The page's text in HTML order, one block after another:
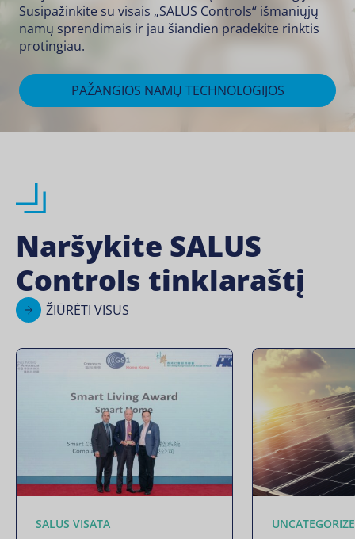
Susipažinkite su visais „SALUS Controls“ išmaniųjų
namų sprendimais ir jau šiandien pradėkite rinktis
protingiau.
PAŽANGIOS NAMŲ TECHNOLOGIJOS
Naršykite SALUS
Controls tinklaraštį
ŽIŪRĖTI VISUS
SALUS VISATA